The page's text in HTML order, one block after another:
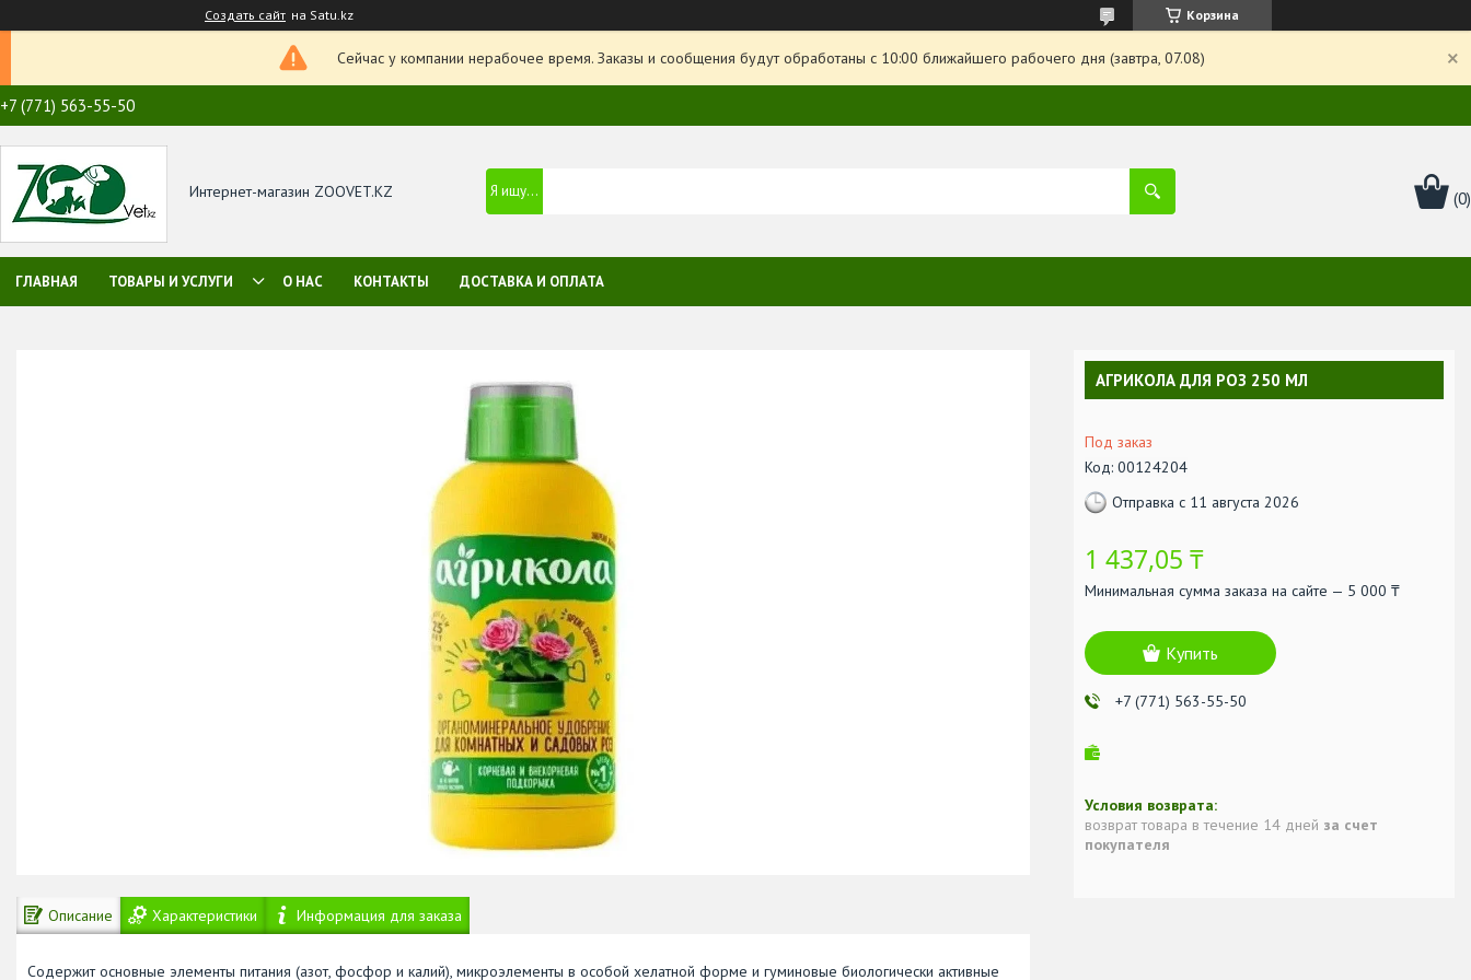
Создать сайт на Satu.kz Корзина
Сейчас у компании нерабочее время. Заказы и сообщения будут обработаны с 10:00 ближайшего рабочего дня (завтра, 07.08)
+7 (771) 563-55-50
Интернет-магазин ZOOVET.KZ
ГЛАВНАЯ ТОВАРЫ И УСЛУГИ О НАС КОНТАКТЫ ДОСТАВКА И ОПЛАТА
Описание Характеристики Информация для заказа
Содержит основные элементы питания (азот, фосфор и калий), микроэлементы в особой хелатной форме и гуминовые биологически активные
АГРИКОЛА ДЛЯ РОЗ 250 МЛ
Под заказ
Код: 00124204
Отправка с 11 августа 2026
1 437,05 ₸
Минимальная сумма заказа на сайте — 5 000 ₸
Купить
+7 (771) 563-55-50
возврат товара в течение 14 дней за счет
покупателя